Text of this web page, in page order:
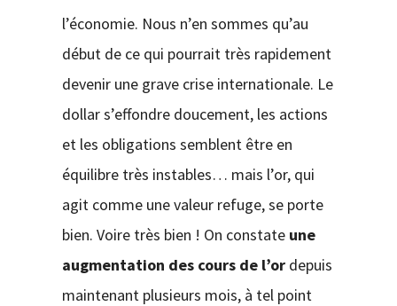
l’économie. Nous n’en sommes qu’au
début de ce qui pourrait très rapidement
devenir une grave crise internationale. Le
dollar s’effondre doucement, les actions
et les obligations semblent être en
équilibre très instables… mais l’or, qui
agit comme une valeur refuge, se porte
bien. Voire très bien ! On constate une
augmentation des cours de l’ordepuis
maintenant plusieurs mois, à tel point